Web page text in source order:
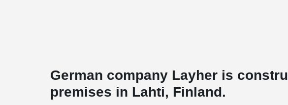
German company Layher is
premises in Lahti, Finland.